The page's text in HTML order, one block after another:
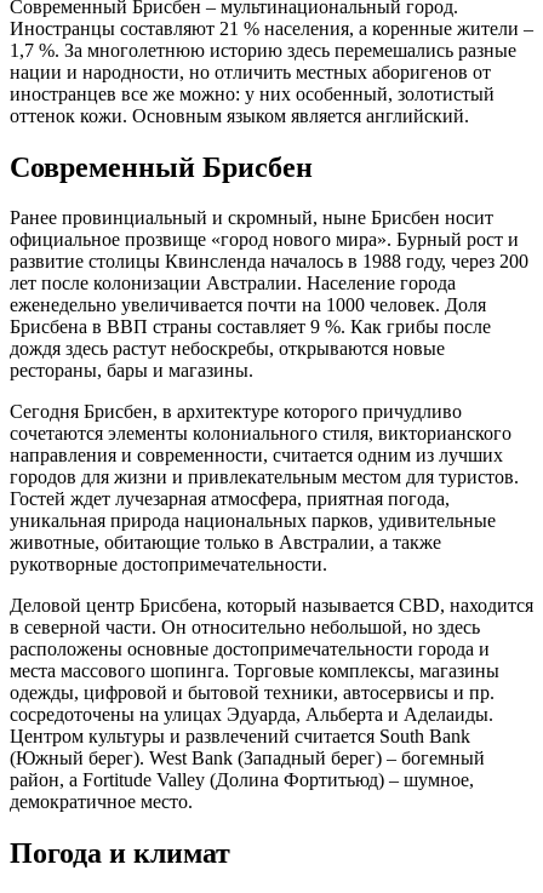
Современный Брисбен – мультинациональный город.
Иностранцы составляют 21 % населения, а коренные жители –
1,7 %. За многолетнюю историю здесь перемешались разные
нации и народности, но отличить местных аборигенов от
иностранцев все же можно: у них особенный, золотистый
оттенок кожи. Основным языком является английский.
Современный Брисбен
Ранее провинциальный и скромный, ныне Брисбен носит
официальное прозвище «город нового мира». Бурный рост и
развитие столицы Квинсленда началось в 1988 году, через 200
лет после колонизации Австралии. Население города
еженедельно увеличивается почти на 1000 человек. Доля
Брисбена в ВВП страны составляет 9 %. Как грибы после
дождя здесь растут небоскребы, открываются новые
рестораны, бары и магазины.
Сегодня Брисбен, в архитектуре которого причудливо
сочетаются элементы колониального стиля, викторианского
направления и современности, считается одним из лучших
городов для жизни и привлекательным местом для туристов.
Гостей ждет лучезарная атмосфера, приятная погода,
уникальная природа национальных парков, удивительные
животные, обитающие только в Австралии, а также
рукотворные достопримечательности.
Деловой центр Брисбена, который называется CBD, находится
в северной части. Он относительно небольшой, но здесь
расположены основные достопримечательности города и
места массового шопинга. Торговые комплексы, магазины
одежды, цифровой и бытовой техники, автосервисы и пр.
сосредоточены на улицах Эдуарда, Альберта и Аделаиды.
Центром культуры и развлечений считается South Bank
(Южный берег). West Bank (Западный берег) – богемный
район, а Fortitude Valley (Долина Фортитьюд) – шумное,
демократичное место.
Погода и климат